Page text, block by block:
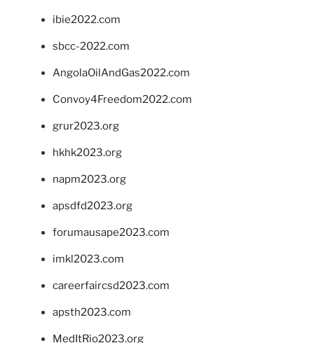
ibie2022.com
sbcc-2022.com
AngolaOilAndGas2022.com
Convoy4Freedom2022.com
grur2023.org
hkhk2023.org
napm2023.org
apsdfd2023.org
forumausape2023.com
imkl2023.com
careerfaircsd2023.com
apsth2023.com
MedItRio2023.org